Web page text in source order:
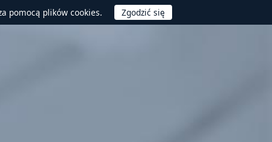
pomocą plików cookies.